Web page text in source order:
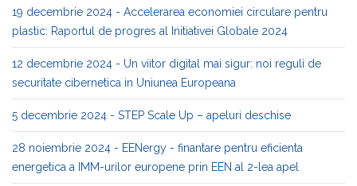
19 decembrie 2024 - Accelerarea economiei circulare pentru
plastic: Raportul de progres al Initiativei Globale 2024
12 decembrie 2024 - Un viitor digital mai sigur: noi reguli de
securitate cibernetica in Uniunea Europeana
5 decembrie 2024 - STEP Scale Up – apeluri deschise
28 noiembrie 2024 - EENergy - finantare pentru eficienta
energetica a IMM-urilor europene prin EEN al 2-lea apel